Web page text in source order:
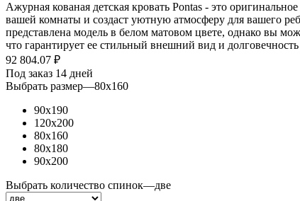
Ажурная кованая детская кровать Pontas - это
вашей комнаты и создаст уютную атмосферу для вашего
представлена модель в белом матовом цвете, однако вы
что гарантирует ее стильный внешний вид и
92 804.07 ₽
Под заказ 14 дней
Выбрать размер—80x160
90х190
120х200
80x160
80х180
90x200
Выбрать количество спинок—две